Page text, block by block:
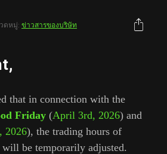
ดหมู่: ข่าวสารของบริษัท
that in connection with the
Friday (April 3rd, 2026) and
2026), the trading hours of
will be temporarily adjusted.